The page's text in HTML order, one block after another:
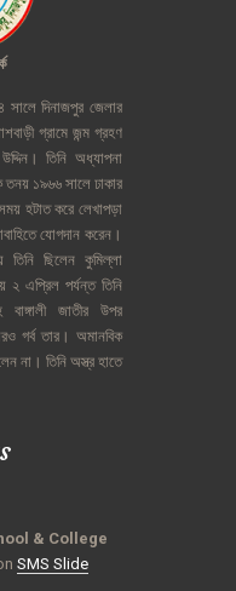
সালে দিনাজপুর জেলার
গ্রামে জন্ম গ্রহণ
উদ্দিন। তিনি অধ্যাপনা
তনয় ১৯৬৬ সালে ঢাকার
হটাত করে লেখাপড়া
যোগদান করেন।
তিনি ছিলেন কুমিল্লা
২ এপ্রিল পর্যন্ত তিনি
বাঙ্গালী জাতীর
উপর
গর্ব তার। অমানবিক
না। তিনি অস্ত্র হাতে
& College
SMS Slide